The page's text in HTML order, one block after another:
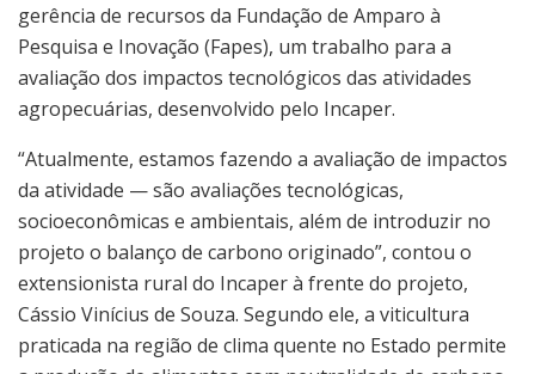
gerência de recursos da Fundação de Amparo à
Pesquisa e Inovação (Fapes), um trabalho para a
avaliação dos impactos tecnológicos das atividades
agropecuárias, desenvolvido pelo Incaper.
“Atualmente, estamos fazendo a avaliação de impactos
da atividade — são avaliações tecnológicas,
socioeconômicas e ambientais, além de introduzir no
projeto o balanço de carbono originado”, contou o
extensionista rural do Incaper à frente do projeto,
Cássio Vinícius de Souza. Segundo ele, a viticultura
praticada na região de clima quente no Estado permite